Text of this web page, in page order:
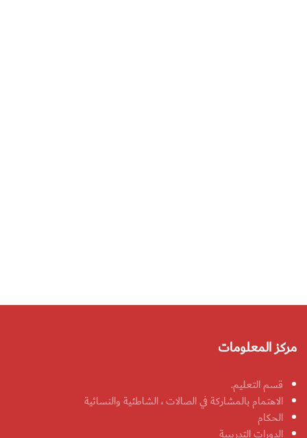
مركز المعلومات
قسم التعليم.
الاهتمام بالمشاركة في الصالات ، الشاطئية والنسائية
الحكام
الدورات التدريبية